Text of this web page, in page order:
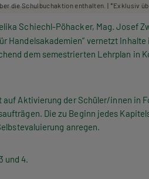
die Schulbuchaktion enthalten. | *Exklusiv
Schiechl-Pöhacker, Mag. Josef
Handelsakademien“ vernetzt Inhalte
dem semestrierten Lehrplan in
auf Aktivierung der Schüler/innen in
Die zu Beginn jedes
anregen.
und 4.